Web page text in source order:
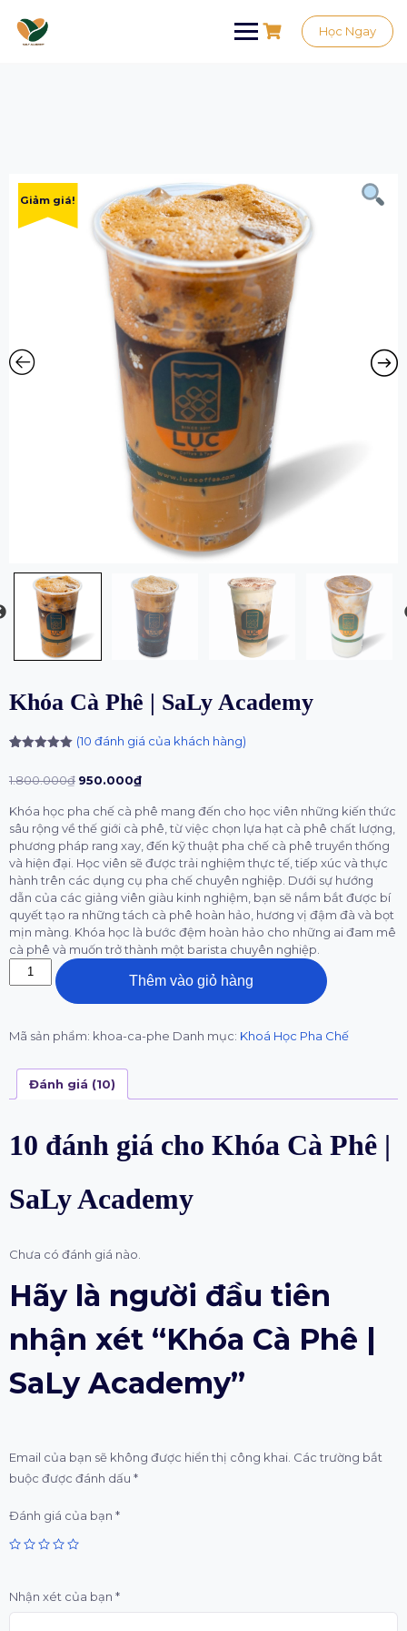
Học Ngay
Giảm giá!
Khóa Cà Phê | SaLy Academy
đánh giá
(10 đánh giá của khách hàng)
1.800.000₫ 950.000₫
Khóa học pha chế cà phê mang đến cho học viên những kiến thức
sâu rộng về thế giới cà phê, từ việc chọn lựa hạt cà phê chất lượng,
phương pháp rang xay, đến kỹ thuật pha chế cà phê truyền thống
và hiện đại. Học viên sẽ được trải nghiệm thực tế, tiếp xúc và thực
hành trên các dụng cụ pha chế chuyên nghiệp. Dưới sự hướng
dẫn của các giảng viên giàu kinh nghiệm, bạn sẽ nắm bắt được bí
quyết tạo ra những tách cà phê hoàn hảo, hương vị đậm đà và bọt
mịn màng. Khóa học là bước đệm hoàn hảo cho những ai đam mê
cà phê và muốn trở thành một barista chuyên nghiệp.
Thêm vào giỏ hàng
Mã sản phẩm: khoa-ca-phe Danh mục: Khoá Học Pha Chế
Đánh giá (10)
10 đánh giá cho Khóa Cà Phê |
SaLy Academy
Chưa có đánh giá nào.
Hãy là người đầu tiên
nhận xét “Khóa Cà Phê |
SaLy Academy”
Email của bạn sẽ không được hiển thị công khai. Các trường bắt
buộc được đánh dấu *
Đánh giá của bạn *
Nhận xét của bạn *